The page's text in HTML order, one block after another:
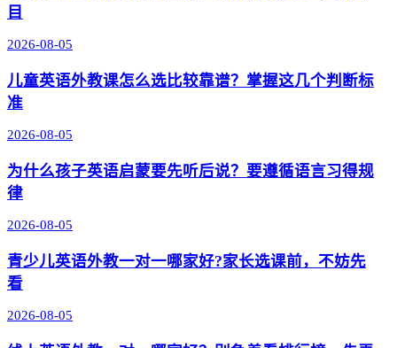
目
2026-08-05
儿童英语外教课怎么选比较靠谱？掌握这几个判断标
准
2026-08-05
为什么孩子英语启蒙要先听后说？要遵循语言习得规
律
2026-08-05
青少儿英语外教一对一哪家好?家长选课前，不妨先
看
2026-08-05